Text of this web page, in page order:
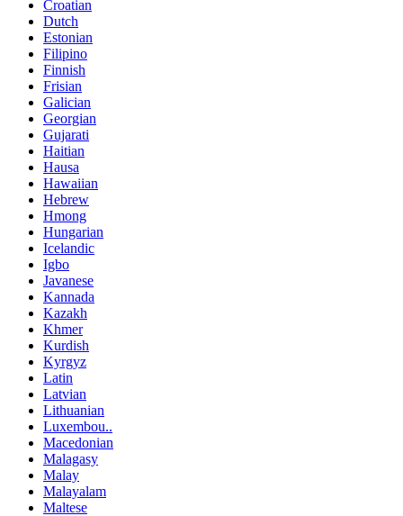
Croatian
Dutch
Estonian
Filipino
Finnish
Frisian
Galician
Georgian
Gujarati
Haitian
Hausa
Hawaiian
Hebrew
Hmong
Hungarian
Icelandic
Igbo
Javanese
Kannada
Kazakh
Khmer
Kurdish
Kyrgyz
Latin
Latvian
Lithuanian
Luxembou..
Macedonian
Malagasy
Malay
Malayalam
Maltese